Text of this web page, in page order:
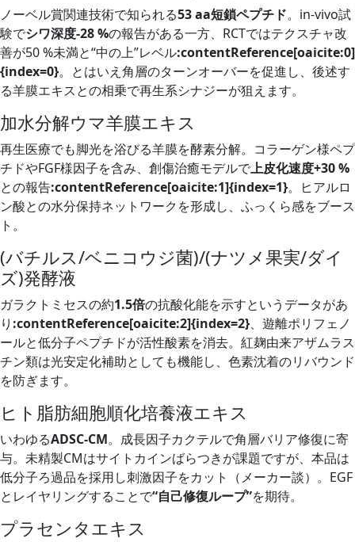
ノーベル賞関連技術で知られる53 aa短鎖ペプチド。in‑vivo試
験でシワ深度‑28 %の報告がある一方、RCTではテクスチャ改
善が50 %未満と“中の上”レベル​:contentReference[oaicite:0]
{index=0}。とはいえ角層のターンオーバーを促進し、後述す
る羊膜エキスとの相乗で再生系シナジーが狙えます。
加水分解ウマ羊膜エキス
再生医療でも脚光を浴びる羊膜を酵素分解。コラーゲン様ペプ
チドやFGF様因子を含み、創傷治癒モデルで上皮化速度+30 %
との報告​:contentReference[oaicite:1]{index=1}。ヒアルロ
ン酸との水分保持ネットワークを形成し、ふっくら感をブース
ト。
(バチルス/ベニコウジ菌)/(ナツメ果実/ダイ
ズ)発酵液
ガラクトミセスの約1.5倍の抗酸化能を示すというデータがあ
り ​:contentReference[oaicite:2]{index=2}、遊離ポリフェノ
ールと低分子ペプチドが活性酸素を消去。紅麹由来アザムラス
チン類は光安定化補助としても機能し、色素沈着のリバウンド
を防ぎます。
ヒト脂肪細胞順化培養液エキス
いわゆるADSC‑CM。成長因子カクテルで角層バリア修復に寄
与。未精製CMはサイトカインばらつきが課題ですが、本品は
低分子ろ過品を採用し刺激因子をカット（メーカー談）。EGF
とレイヤリングすることで“自己修復ループ”を期待。
プラセンタエキス